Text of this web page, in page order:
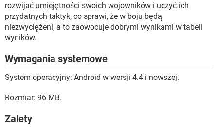
rozwijać umiejętności swoich wojowników i uczyć ich
przydatnych taktyk, co sprawi, że w boju będą
niezwyciężeni, a to zaowocuje dobrymi wynikami w tabeli
wyników.
Wymagania systemowe
System operacyjny: Android w wersji 4.4 i nowszej.
Rozmiar: 96 MB.
Zalety